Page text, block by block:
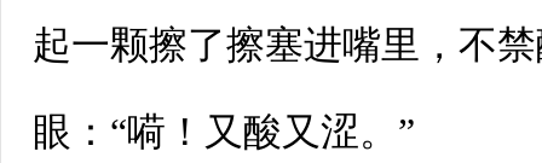
起一颗擦了擦塞进嘴里，不
眼：“嗬！又酸又涩。”